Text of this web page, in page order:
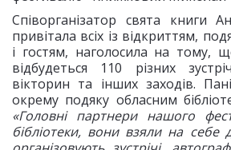
Співорганізатор свята книги
привітала всіх із відкриттям,
і гостям, наголосила на тому,
відбудеться 110 різних
вікторин та інших заходів.
окрему подяку обласним
«Головні партнери нашого
бібліотеки, вони взяли на себе